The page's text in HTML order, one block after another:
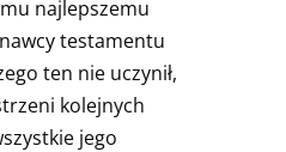
najlepszemu
testamentu
ten nie uczynił,
kolejnych
jego